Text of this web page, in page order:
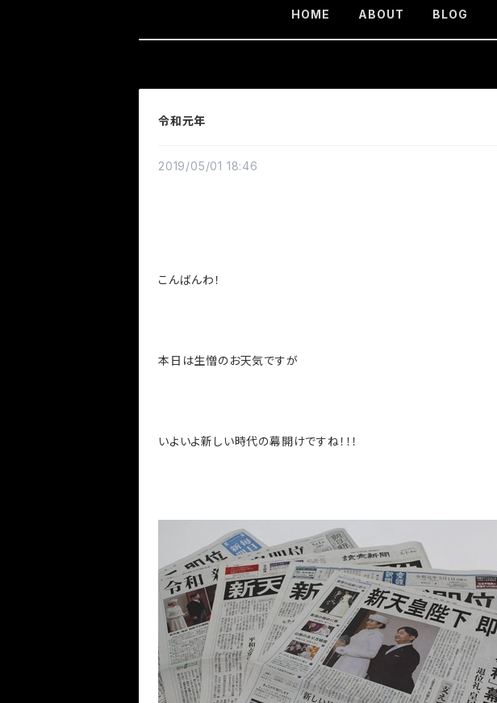
HOME ABOUT BLOG
令和元年
2019/05/01 18:46
こんばんわ！
本日は生憎のお天気ですが
いよいよ新しい時代の幕開けですね！！！